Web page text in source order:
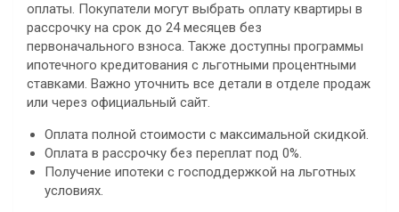
оплаты. Покупатели могут выбрать оплату квартиры в
рассрочку на срок до 24 месяцев без
первоначального взноса. Также доступны программы
ипотечного кредитования с льготными процентными
ставками. Важно уточнить все детали в отделе продаж
или через официальный сайт.
Оплата полной стоимости с максимальной скидкой.
Оплата в рассрочку без переплат под 0%.
Получение ипотеки с господдержкой на льготных
условиях.